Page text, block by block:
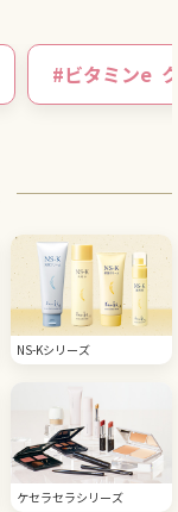
#ビタミンe
NS-Kシリーズ
ケセラセラシリーズ